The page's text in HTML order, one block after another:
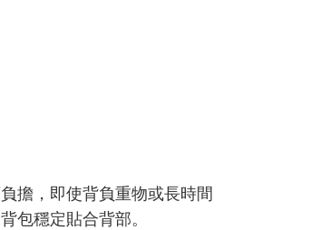
擔，即使背負重物或長時間
包穩定貼合背部。